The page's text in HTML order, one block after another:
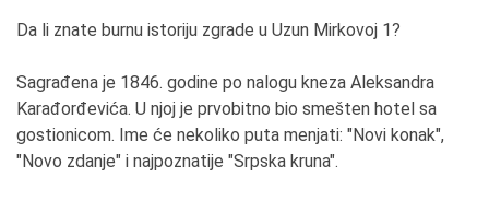
Da li znate burnu istoriju zgrade u Uzun Mirkovoj 1?
Sagrađena je 1846. godine po nalogu kneza Aleksandra
Karađorđevića. U njoj je prvobitno bio smešten hotel sa
gostionicom. Ime će nekoliko puta menjati: "Novi konak",
"Novo zdanje" i najpoznatije "Srpska kruna".